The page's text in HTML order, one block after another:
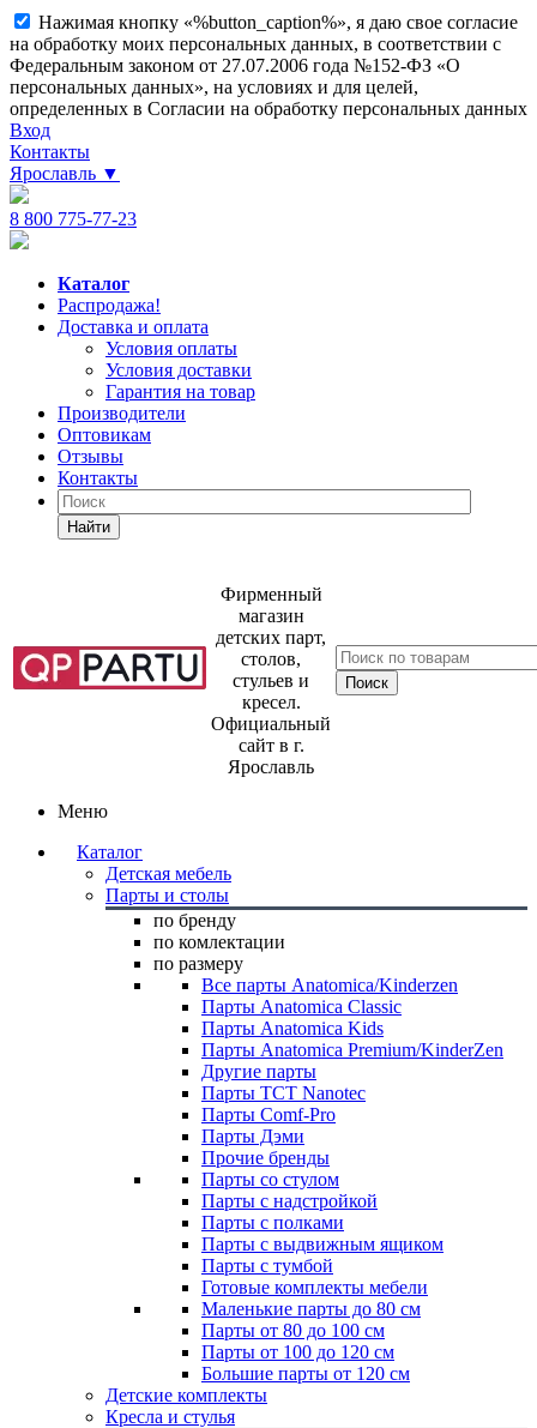
Нажимая кнопку «%button_caption%», я даю свое согласие
на обработку моих персональных данных, в соответствии с
Федеральным законом от 27.07.2006 года №152-ФЗ «О
персональных данных», на условиях и для целей,
определенных в Согласии на обработку персональных данных
Вход
Контакты
Ярославль ▼
8 800 775-77-23
Каталог
Распродажа!
Доставка и оплата
Условия оплаты
Условия доставки
Гарантия на товар
Производители
Оптовикам
Отзывы
Контакты
Найти
Фирменный
магазин
детских парт,
столов,
стульев и
кресел.
Официальный
сайт в г.
Ярославль
Меню
Каталог
Детская мебель
Парты и столы
по бренду
по комлектации
по размеру
Все парты Anatomica/Kinderzen
Парты Anatomica Classic
Парты Anatomica Kids
Парты Anatomica Premium/KinderZen
Другие парты
Парты TCT Nanotec
Парты Comf-Pro
Парты Дэми
Прочие бренды
Парты со стулом
Парты с надстройкой
Парты с полками
Парты с выдвижным ящиком
Парты с тумбой
Готовые комплекты мебели
Маленькие парты до 80 см
Парты от 80 до 100 см
Парты от 100 до 120 см
Большие парты от 120 см
Детские комплекты
Кресла и стулья